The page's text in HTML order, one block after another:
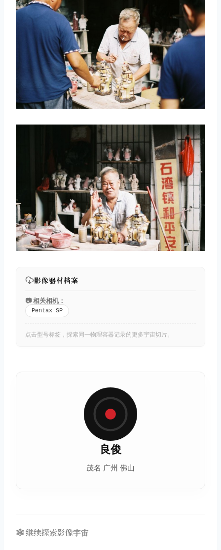
影像器材档案
📷 相关相机：
Pentax SP
点击型号标签，探索同一物理容器记录的更多宇宙切片。
良俊
茂名 广州 佛山
🕸️ 继续探索影像宇宙